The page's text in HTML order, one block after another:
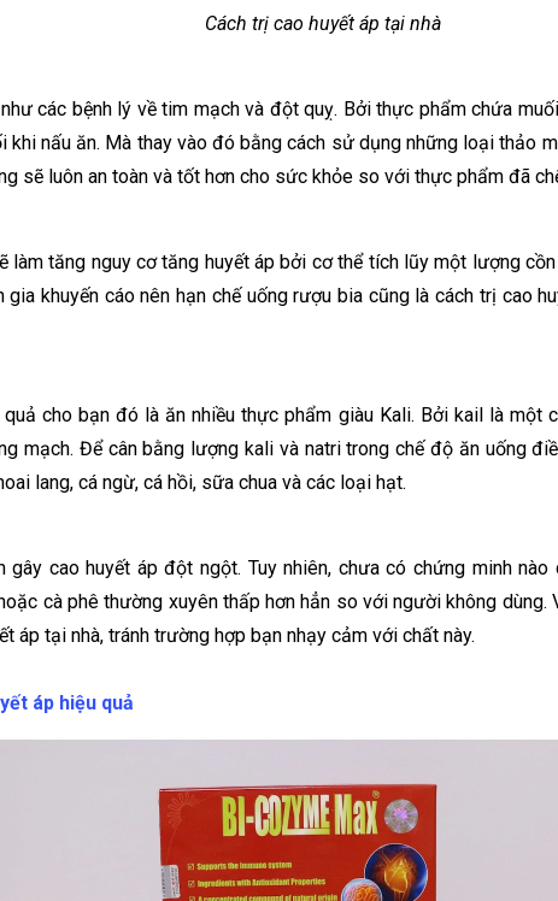
Cách trị cao huyết áp tại nhà
các bệnh lý về tim mạch và đột quỵ. Bởi thực phẩm chứa
khi nấu ăn. Mà thay vào đó bằng cách sử dụng những loại thảo
sẽ luôn an toàn và tốt hơn cho sức khỏe so với thực phẩm đã
làm tăng nguy cơ tăng huyết áp bởi cơ thể tích lũy một lượng
khuyến cáo nên hạn chế uống rượu bia cũng là cách trị cao
cho bạn đó là ăn nhiều thực phẩm giàu Kali. Bởi kail là một
mạch. Để cân bằng lượng kali và natri trong chế độ ăn uống
lang, cá ngừ, cá hồi, sữa chua và các loại hạt.
gây cao huyết áp đột ngột. Tuy nhiên, chưa có chứng minh
cà phê thường xuyên thấp hơn hẳn so với người không
áp tại nhà, tránh trường hợp bạn nhạy cảm với chất này.
áp hiệu quả